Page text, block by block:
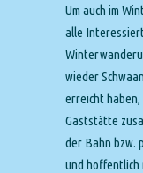
Um auch im
alle
wieder
erreicht haben,
Gaststätte
der Bahn bzw.
und hoffentlich